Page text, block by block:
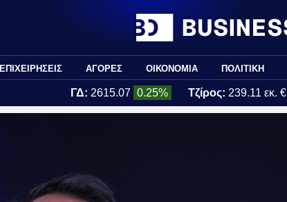
ΕΠΙΧΕΙΡΗΣΕΙΣ ΑΓΟΡΕΣ ΟΙΚΟΝΟΜΙΑ ΠΟΛΙΤΙΚΗ
ΓΔ: 2615.07 0.25% Τζίρος: 239.11 εκ. €